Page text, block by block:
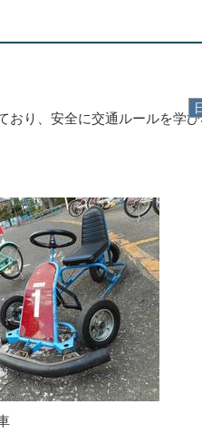
おり、安全に交通ルールを学